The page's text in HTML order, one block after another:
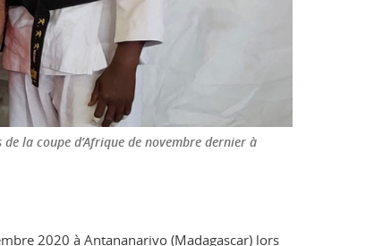
la coupe d’Afrique de novembre dernier à
2020 à Antananarivo (Madagascar) lors